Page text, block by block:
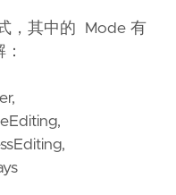
，其中的 Mode 有